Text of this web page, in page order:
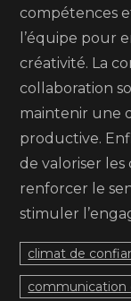
compétences
l’équipe pour
créativité. La
collaboration
maintenir une
productive.
de valoriser
renforcer le
stimuler
climat de
communication